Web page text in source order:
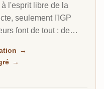
l'esprit libre de la
seulement l'IGP
font de tout : de
île de Marie-
plus puissants des
→
→